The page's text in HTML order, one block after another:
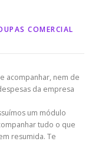
COMERCIAL
acompanhar, nem de
da empresa
um módulo
tudo o que
resumida. Te